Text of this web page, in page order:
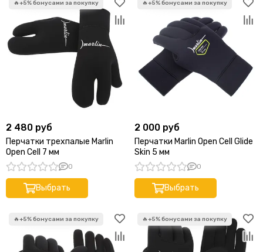
2 480 руб
Перчатки трехпалые Marlin
Open Cell 7 мм
0
Выбрать
2 000 руб
Перчатки Marlin Open Cell Glide
Skin 5 мм
0
Выбрать